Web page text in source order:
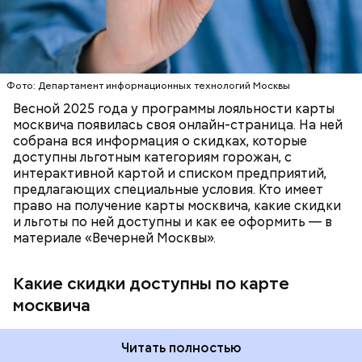
Фото: Департамент информационных технологий Москвы
Весной 2025 года у программы лояльности карты
москвича появилась своя онлайн-страница. На ней
собрана вся информация о скидках, которые
доступны льготным категориям горожан, с
интерактивной картой и списком предприятий,
предлагающих специальные условия. Кто имеет
право на получение карты москвича, какие скидки
и льготы по ней доступны и как ее оформить — в
материале «Вечерней Москвы».
Какие скидки доступны по карте
москвича
Читать полностью
ПОРТАЛ MOS.RU МОСКВА ЛЬГОТЫ
— На сегодняшний день уже готово более 50
Тимирязевского парка до Лосиного Острова за
В настоящее время велоинфраструктура «Зеленого
кольца» реализована в пяти округах города,
подчеркнули в ЦОДД:
Подвал Мастера
Мансуровском переулке. Здесь жили друзья
Булгакова — братья Топлениновы. Писатель часто
приходил к ним в гости и работал над «Мастером и
Маргаритой».